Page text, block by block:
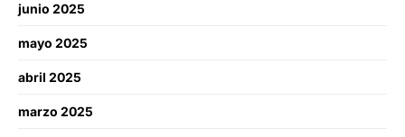
junio 2025
mayo 2025
abril 2025
marzo 2025